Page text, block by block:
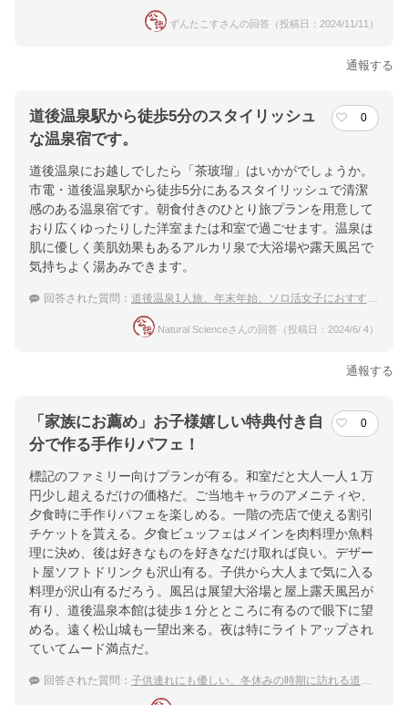
ずんたこすさんの回答（投稿日：2024/11/11）
通報する
道後温泉駅から徒歩5分のスタイリッシュ
な温泉宿です。
0
道後温泉にお越しでしたら「茶玻瑠」はいかがでしょうか。
市電・道後温泉駅から徒歩5分にあるスタイリッシュで清潔
感のある温泉宿です。朝食付きのひとり旅プランを用意して
おり広くゆったりした洋室または和室で過ごせます。温泉は
肌に優しく美肌効果もあるアルカリ泉で大浴場や露天風呂で
気持ちよく湯あみできます。
回答された質問： 道後温泉1人旅、年末年始、ソロ活女子におすすめな温泉宿が知りたい！
Natural Scienceさんの回答（投稿日：2024/6/ 4）
通報する
「家族にお薦め」お子様嬉しい特典付き自
分で作る手作りパフェ！
0
標記のファミリー向けプランが有る。和室だと大人一人１万
円少し超えるだけの価格だ。ご当地キャラのアメニティや、
夕食時に手作りパフェを楽しめる。一階の売店で使える割引
チケットを貰える。夕食ビュッフェはメインを肉料理か魚料
理に決め、後は好きなものを好きなだけ取れば良い。デザー
ト屋ソフトドリンクも沢山有る。子供から大人まで気に入る
料理が沢山有るだろう。風呂は展望大浴場と屋上露天風呂が
有り、道後温泉本館は徒歩１分とところに有るので眼下に望
める。遠く松山城も一望出来る。夜は特にライトアップされ
ていてムード満点だ。
回答された質問： 子供連れにも優しい、冬休みの時期に訪れる道後温泉の宿